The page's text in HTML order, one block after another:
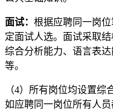
面试： 根据应聘同一岗
定面试人选。面试采取
综合分析能力、语言表
等。
（4）所有岗位均设置综
如应聘同一岗位所有人